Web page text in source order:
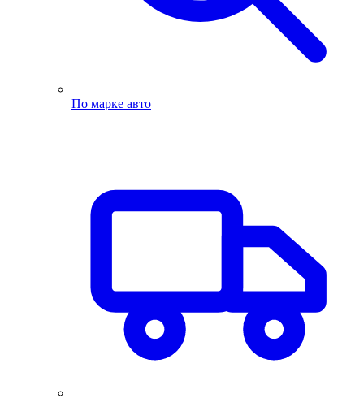
По марке авто